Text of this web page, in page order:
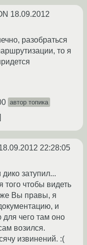
18.09.2012
разобраться
то я
автор топика
22:28:05
затупил...
того чтобы видеть
Вы правы, я
и
чего там оно
возился.
извинений. :(